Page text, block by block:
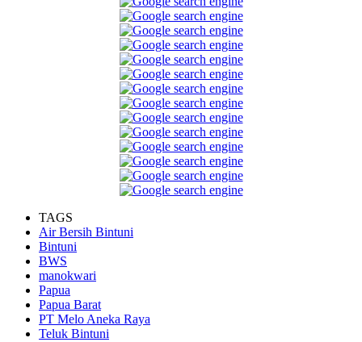
TAGS
Air Bersih Bintuni
Bintuni
BWS
manokwari
Papua
Papua Barat
PT Melo Aneka Raya
Teluk Bintuni